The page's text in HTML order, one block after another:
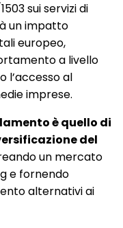
sui servizi di
un impatto
europeo,
a livello
l’accesso al
imprese.
è quello di
del
un mercato
e fornendo
alternativi ai